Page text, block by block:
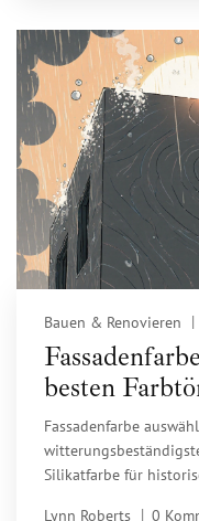
Bauen & Renovieren
besten
Vergleich
Fassadenfarbe
Silikatfarbe für
Lynn Roberts 0